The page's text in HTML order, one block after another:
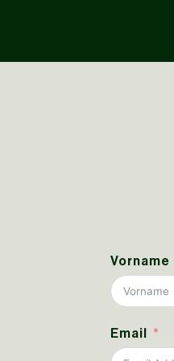
Vorname
Email